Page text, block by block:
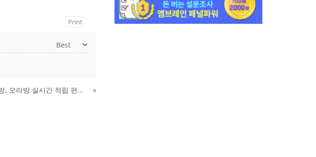
Print
23년 11월 12일 네이버 라방, 오라방 실시간 적립 편성표 »